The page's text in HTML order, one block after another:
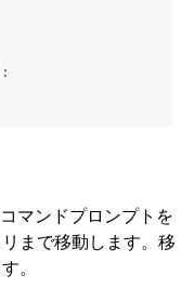
:
マンドプロンプトを
まで移動します。移
。